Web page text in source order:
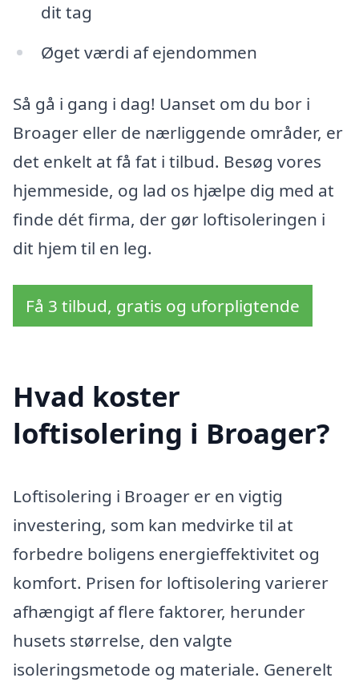
dit tag
Øget værdi af ejendommen
Så gå i gang i dag! Uanset om du bor i
Broager eller de nærliggende områder, er
det enkelt at få fat i tilbud. Besøg vores
hjemmeside, og lad os hjælpe dig med at
finde dét firma, der gør loftisoleringen i
dit hjem til en leg.
Få 3 tilbud, gratis og uforpligtende
Hvad koster
loftisolering i Broager?
Loftisolering i Broager er en vigtig
investering, som kan medvirke til at
forbedre boligens energieffektivitet og
komfort. Prisen for loftisolering varierer
afhængigt af flere faktorer, herunder
husets størrelse, den valgte
isoleringsmetode og materiale. Generelt